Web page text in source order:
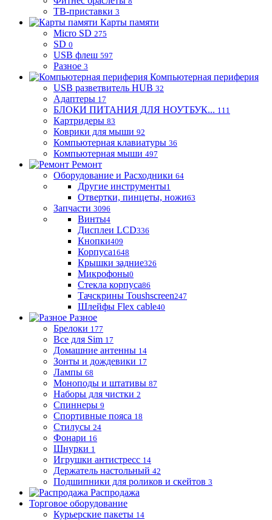
ТВ-приставки 3
Карты памяти
Micro SD 275
SD 0
USB флеш 597
Разное 3
Компьютерная периферия
USB разветвитель HUB 32
Адаптеры 17
БЛОКИ ПИТАНИЯ ДЛЯ НОУТБУК... 111
Картридеры 83
Коврики для мыши 92
Компьютерная клавиатуры 36
Компьютерная мыши 497
Ремонт
Оборудование и Расходники 64
Другие инструменты1
Отвертки, пинцеты, ножи63
Запчасти 3096
Винты4
Дисплеи LCD336
Кнопки409
Корпуса1648
Крышки задние326
Микрофоны0
Стекла корпуса86
Тачскрины Toushscreen247
Шлейфы Flex cable40
Разное
Брелоки 177
Все для Sim 17
Домашние антенны 14
Зонты и дождевики 17
Лампы 68
Моноподы и штативы 87
Наборы для чистки 2
Спиннеры 9
Спортивные пояса 18
Стилусы 24
Фонари 16
Шнурки 1
Игрушки антистресс 14
Держатель настольный 42
Подшипники для роликов и скейтов 3
Распродажа
Торговое оборудование
Курьерские пакеты 14